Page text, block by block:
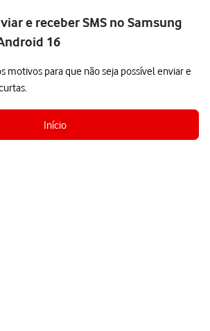
e receber SMS no Samsung
16
motivos para que não seja possível enviar e
Início